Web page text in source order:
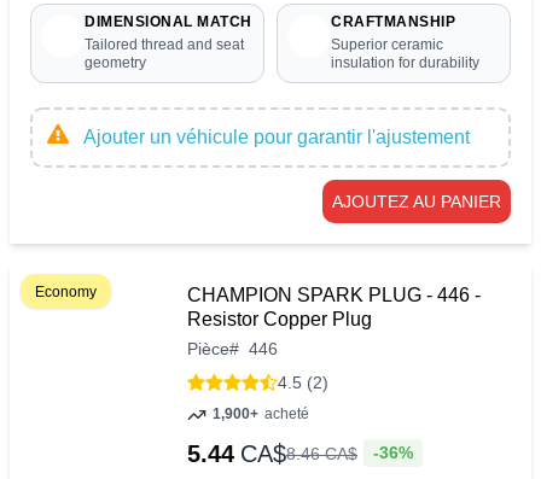
DIMENSIONAL MATCH
Tailored thread and seat
geometry
CRAFTMANSHIP
Superior ceramic
insulation for durability
Ajouter un véhicule pour garantir l'ajustement
AJOUTEZ AU PANIER
Economy
CHAMPION SPARK PLUG - 446 -
Resistor Copper Plug
Pièce# 446
4.5 (2)
1,900+ acheté
5.44 CA$8.46CA$ -36%